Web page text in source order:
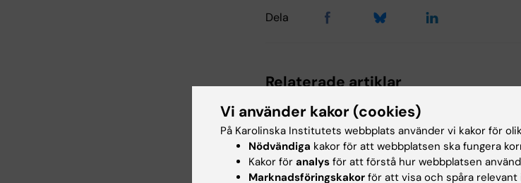
Dela
Relaterade artiklar
Vi använder kakor (cookies)
På Karolinska Institutets webbplats använder vi kakor för
Nödvändiga kakor för att webbplatsen ska fungera
Kakor för analys för att förstå hur webbplatsen
Marknadsföringskakor för att visa och spåra